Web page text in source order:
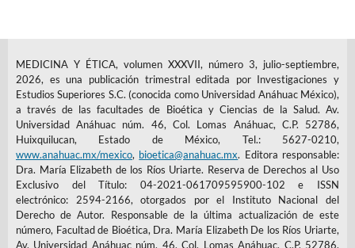
MEDICINA Y ÉTICA, volumen XXXVII, número 3, julio-septiembre,
2026, es una publicación trimestral editada por Investigaciones y
Estudios Superiores S.C. (conocida como Universidad Anáhuac México),
a través de las facultades de Bioética y Ciencias de la Salud. Av.
Universidad Anáhuac núm. 46, Col. Lomas Anáhuac, C.P. 52786,
Huixquilucan, Estado de México, Tel.: 5627-0210,
www.anahuac.mx/mexico, bioetica@anahuac.mx. Editora responsable:
Dra. María Elizabeth de los Ríos Uriarte. Reserva de Derechos al Uso
Exclusivo del Título: 04-2021-061709595900-102 e ISSN
electrónico: 2594-2166, otorgados por el Instituto Nacional del
Derecho de Autor. Responsable de la última actualización de este
número, Facultad de Bioética, Dra. María Elizabeth De los Ríos Uriarte,
Av. Universidad Anáhuac núm. 46, Col. Lomas Anáhuac, C.P. 52786,